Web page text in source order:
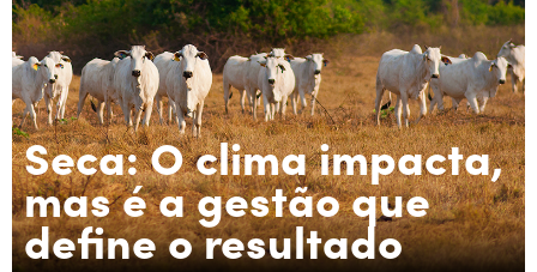
Seca: O clima impacta,
mas é a gestão que
define o resultado